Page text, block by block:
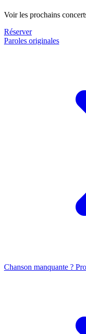
Voir les prochains
Réserver
Paroles originales
Chanson manquante ?